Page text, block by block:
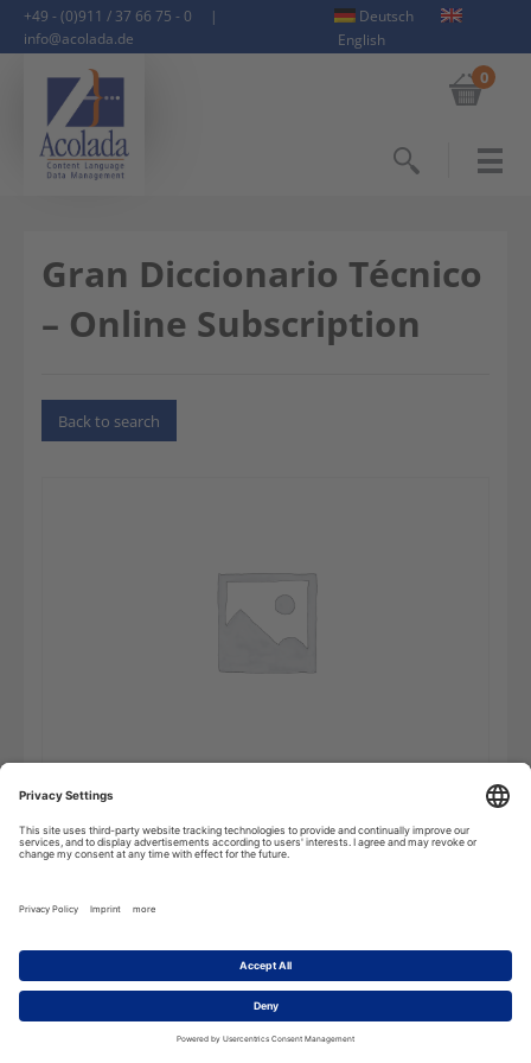
+49 - (0)911 / 37 66 75 - 0
|
info@acolada.de
Deutsch
English
0
Gran Diccionario Técnico
– Online Subscription
Back to search
Gran
Diccionario
Técnico
Online
quantity
Add to cart
Description